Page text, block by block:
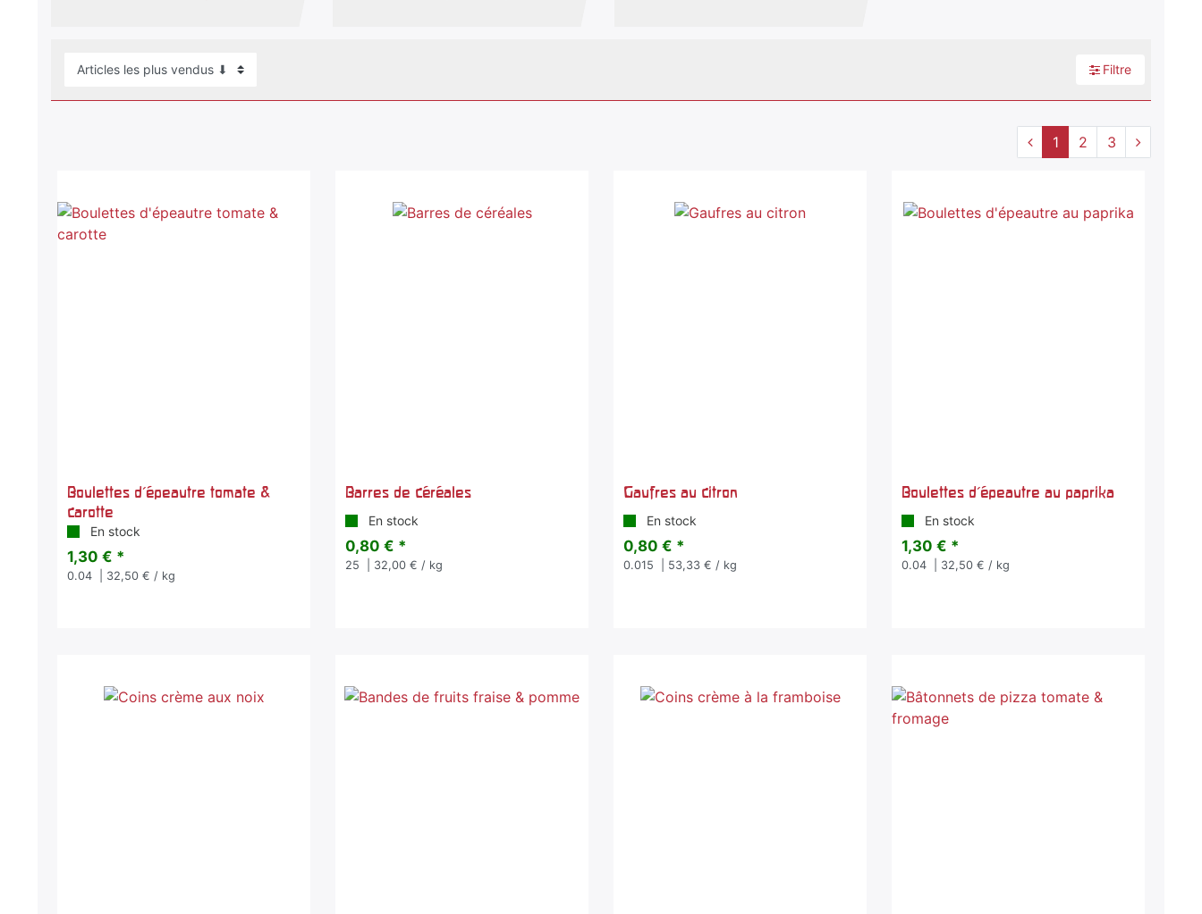
Filtre
1 2 3
Boulettes d'épeautre tomate &
carotte
En stock
1,30 € *
0.04 | 32,50 € / kg
Barres de céréales
En stock
0,80 € *
25 | 32,00 € / kg
Gaufres au citron
En stock
0,80 € *
0.015 | 53,33 € / kg
Boulettes d'épeautre au paprika
En stock
1,30 € *
0.04 | 32,50 € / kg